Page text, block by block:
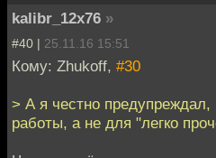
kalibr_12x76 »
#40 | 25.11.16 15:51
Кому: Zhukoff, #30
> А я честно предупреждал,
работы, а не для "легко